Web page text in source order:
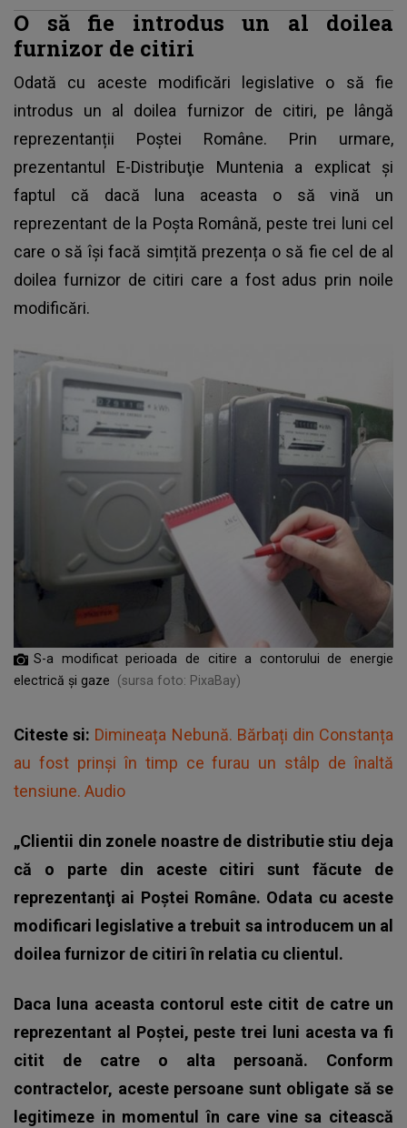
O să fie introdus un al doilea
furnizor de citiri
Odată cu aceste modificări legislative o să fie
introdus un al doilea furnizor de citiri, pe lângă
reprezentanții Poștei Române. Prin urmare,
prezentantul E-Distribuţie Muntenia a explicat și
faptul că dacă luna aceasta o să vină un
reprezentant de la Poșta Română, peste trei luni cel
care o să își facă simțită prezența o să fie cel de al
doilea furnizor de citiri care a fost adus prin noile
modificări.
S-a modificat perioada de citire a contorului de energie
electrică și gaze
(sursa foto: PixaBay)
Citeste si: Dimineața Nebună. Bărbați din Constanța
au fost prinși în timp ce furau un stâlp de înaltă
tensiune. Audio
„Clientii din zonele noastre de distributie stiu deja
că o parte din aceste citiri sunt făcute de
reprezentanţi ai Poştei Române. Odata cu aceste
modificari legislative a trebuit sa introducem un al
doilea furnizor de citiri în relatia cu clientul.
Daca luna aceasta contorul este citit de catre un
reprezentant al Poştei, peste trei luni acesta va fi
citit de catre o alta persoană. Conform
contractelor, aceste persoane sunt obligate să se
legitimeze in momentul în care vine sa citească